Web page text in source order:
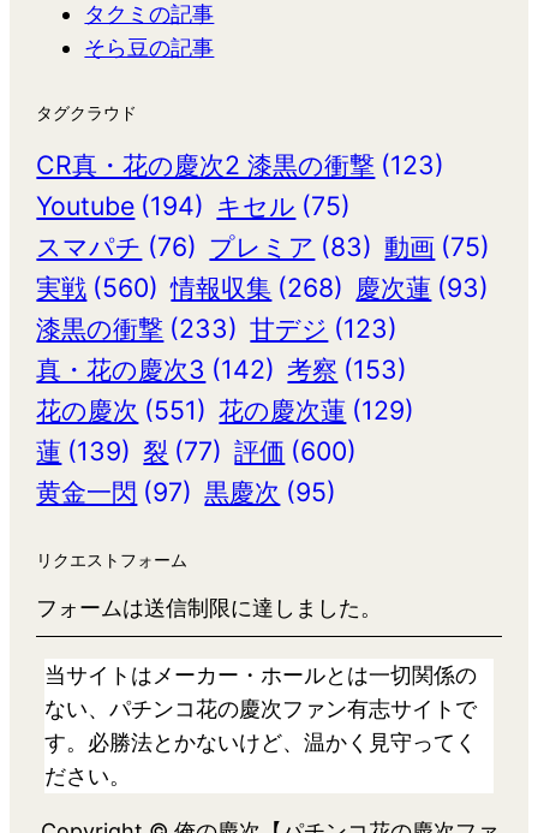
タクミの記事
そら豆の記事
タグクラウド
CR真・花の慶次2 漆黒の衝撃 (123)
Youtube (194) キセル (75)
スマパチ (76) プレミア (83) 動画 (75)
実戦 (560) 情報収集 (268) 慶次蓮 (93)
漆黒の衝撃 (233) 甘デジ (123)
真・花の慶次3 (142) 考察 (153)
花の慶次 (551) 花の慶次蓮 (129)
蓮 (139) 裂 (77) 評価 (600)
黄金一閃 (97) 黒慶次 (95)
リクエストフォーム
フォームは送信制限に達しました。
当サイトはメーカー・ホールとは一切関係の
ない、パチンコ花の慶次ファン有志サイトで
す。必勝法とかないけど、温かく見守ってく
ださい。